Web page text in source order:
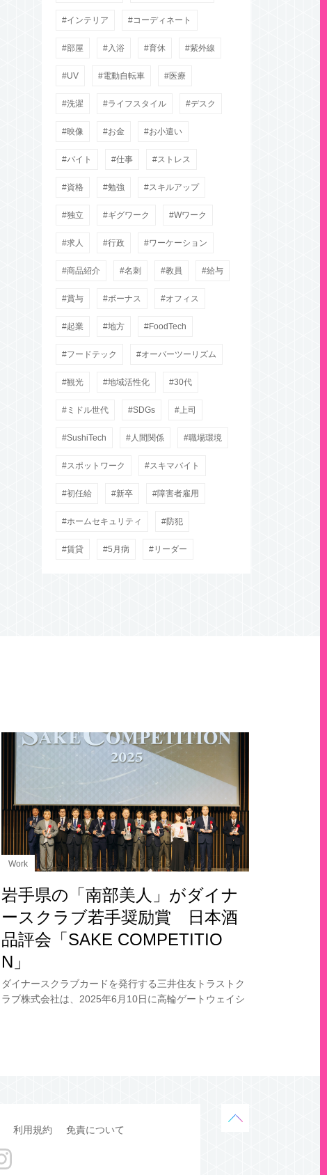
インテリア コーディネート
部屋 入浴 育休 紫外線
UV 電動自転車 医療
洗濯 ライフスタイル デスク
映像 お金 お小遣い
バイト 仕事 ストレス
資格 勉強 スキルアップ
独立 ギグワーク Wワーク
求人 行政 ワーケーション
商品紹介 名刺 教員 給与
賞与 ボーナス オフィス
起業 地方 FoodTech
フードテック オーバーツーリズム
観光 地域活性化 30代
ミドル世代 SDGs 上司
SushiTech 人間関係 職場環境
スポットワーク スキマバイト
初任給 新卒 障害者雇用
ホームセキュリティ 防犯
賃貸 5月病 リーダー
岩手県の「南部美人」がダイナ
ースクラブ若手奨励賞 日本酒
品評会「SAKE COMPETITIO
N」
ダイナースクラブカードを発行する三井住友トラストク
ラブ株式会社は、2025年6月10日に高輪ゲートウェイシ
Work
利用規約 免責について